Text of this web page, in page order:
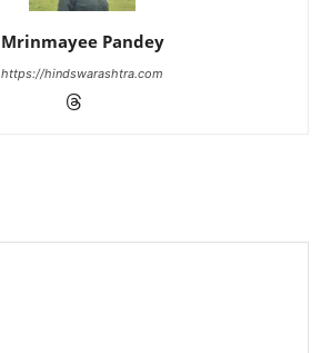
Mrinmayee Pandey
https://hindswarashtra.com